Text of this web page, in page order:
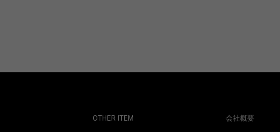
OTHER ITEM 会社概要